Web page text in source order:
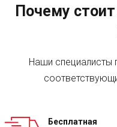
Почему
Наши специалисты
Бесплатная